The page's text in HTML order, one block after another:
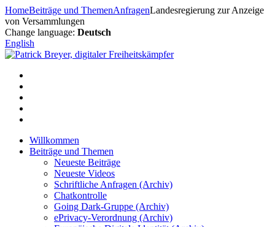
Zum
Inhalt
springen
HomeBeiträge und ThemenAnfragenLandesregierung zur Anzeige
von Versammlungen
Change language: Deutsch
English
Willkommen
Beiträge und Themen
Neueste Beiträge
Neueste Videos
Schriftliche Anfragen (Archiv)
Chatkontrolle
Going Dark-Gruppe (Archiv)
ePrivacy-Verordnung (Archiv)